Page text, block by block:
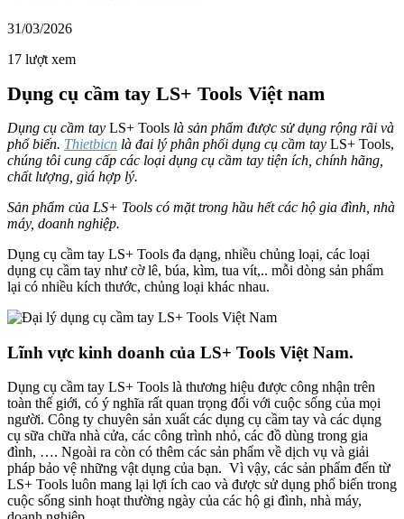
31/03/2026
17 lượt xem
Dụng cụ cầm tay LS+ Tools Việt nam
Dụng cụ cầm tay LS+ Tools là sản phẩm được sử dụng rộng rãi và
phổ biến. Thietbicn là đai lý phân phối dụng cụ cầm tay LS+ Tools,
chúng tôi cung cấp các loại dụng cụ cầm tay tiện ích, chính hãng,
chất lượng, giá hợp lý.
Sản phẩm của LS+ Tools có mặt trong hầu hết các hộ gia đình, nhà
máy, doanh nghiệp.
Dụng cụ cầm tay LS+ Tools đa dạng, nhiều chủng loại, các loại
dụng cụ cầm tay như cờ lê, búa, kìm, tua vít,.. mỗi dòng sản phẩm
lại có nhiều kích thước, chủng loại khác nhau.
Lĩnh vực kinh doanh của LS+ Tools Việt Nam.
Dụng cụ cầm tay LS+ Tools là thương hiệu được công nhận trên
toàn thế giới, có ý nghĩa rất quan trọng đối với cuộc sống của mọi
người. Công ty chuyên sản xuất các dụng cụ cầm tay và các dụng
cụ sữa chữa nhà cửa, các công trình nhỏ, các đồ dùng trong gia
đình, …. Ngoài ra còn có thêm các sản phẩm về dịch vụ và giải
pháp bảo vệ những vật dụng của bạn. Vì vậy, các sản phẩm đến từ
LS+ Tools luôn mang lại lợi ích cao và được sử dụng phổ biến trong
cuộc sống sinh hoạt thường ngày của các hộ gi đình, nhà máy,